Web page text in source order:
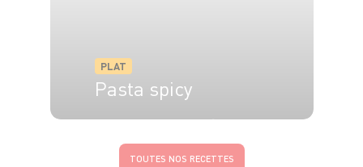
PLAT
Pasta spicy
TOUTES NOS RECETTES